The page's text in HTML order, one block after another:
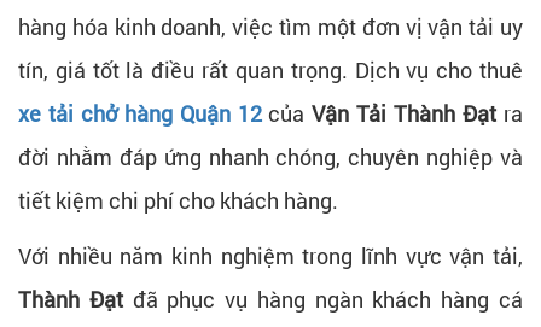
hàng hóa kinh doanh, việc tìm một đơn vị vận tải uy
tín, giá tốt là điều rất quan trọng. Dịch vụ cho thuê
xe tải chở hàng Quận 12củaVận Tải Thành Đạt ra
đời nhằm đáp ứng nhanh chóng, chuyên nghiệp và
tiết kiệm chi phí cho khách hàng.
Với nhiều năm kinh nghiệm trong lĩnh vực vận tải,
Thành Đạtđã phục vụ hàng ngàn khách hàng cá